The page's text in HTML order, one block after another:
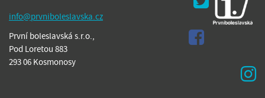
info@prvniboleslavska.cz
První boleslavská s.r.o.,
Pod Loretou 883
293 06 Kosmonosy